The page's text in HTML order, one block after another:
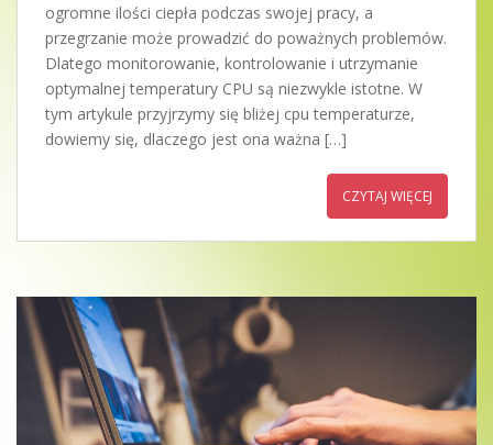
ogromne ilości ciepła podczas swojej pracy, a
przegrzanie może prowadzić do poważnych problemów.
Dlatego monitorowanie, kontrolowanie i utrzymanie
optymalnej temperatury CPU są niezwykle istotne. W
tym artykule przyjrzymy się bliżej cpu temperaturze,
dowiemy się, dlaczego jest ona ważna […]
CZYTAJ WIĘCEJ